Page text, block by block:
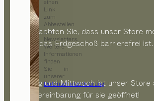
einen
Link
zum
Abbestellen
des
Newsletters.
Weitere
Informationen
finden
Sie in
unserer
Datenschutzerklärung.
Bitte beachten Sie, dass unser Store
und nur das Erdgeschoß barrierefrei ist.
Dienstag und Mittwoch ist unser Store
Terminvereinbarung für sie geöffnet!